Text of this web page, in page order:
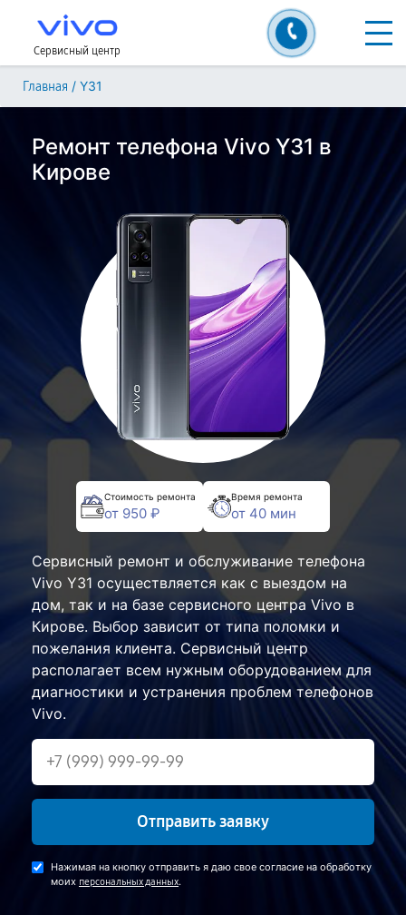
Сервисный центр
Главная / Y31
Ремонт телефона Vivo Y31 в
Кирове
Стоимость ремонта
от 950 ₽
Время ремонта
от 40 мин
Сервисный ремонт и обслуживание телефона
Vivo Y31 осуществляется как с выездом на
дом, так и на базе сервисного центра Vivo в
Кирове. Выбор зависит от типа поломки и
пожелания клиента. Сервисный центр
располагает всем нужным оборудованием для
диагностики и устранения проблем телефонов
Vivo.
Отправить заявку
Нажимая на кнопку отправить я даю свое согласие на обработку
моих персональных данных.